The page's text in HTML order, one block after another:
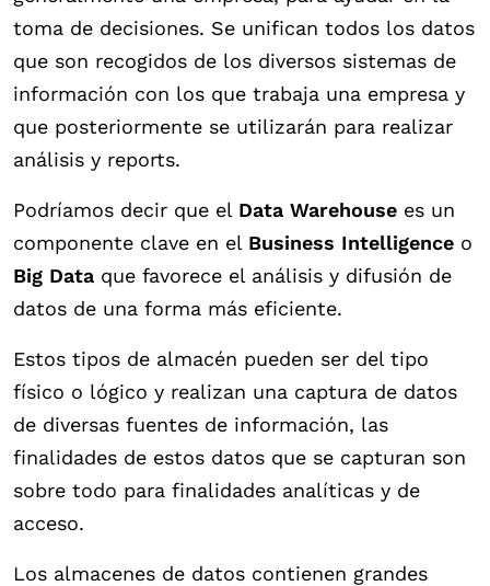
toma de decisiones. Se unifican todos los datos
que son recogidos de los diversos sistemas de
información con los que trabaja una empresa y
que posteriormente se utilizarán para realizar
análisis y reports.
Podríamos decir que el Data Warehouse es un
componente clave en el Business Intelligence o
Big Data que favorece el análisis y difusión de
datos de una forma más eficiente.
Estos tipos de almacén pueden ser del tipo
físico o lógico y realizan una captura de datos
de diversas fuentes de información, las
finalidades de estos datos que se capturan son
sobre todo para finalidades analíticas y de
acceso.
Los almacenes de datos contienen grandes